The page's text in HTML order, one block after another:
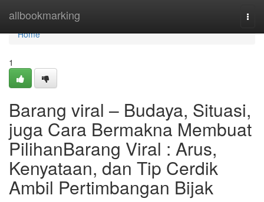
allbookmarking
Home
Home
1
Barang viral – Budaya, Situasi,
juga Cara Bermakna Membuat
PilihanBarang Viral : Arus,
Kenyataan, dan Tip Cerdik
Ambil Pertimbangan Bijak